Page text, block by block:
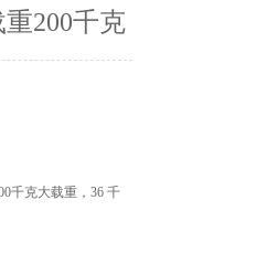
200千克
千克大载重，36 千